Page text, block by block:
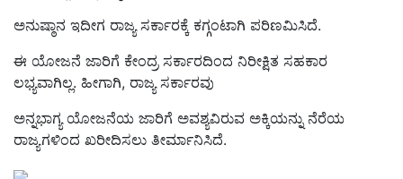
ಅನುಷ್ಠಾನ ಇದೀಗ ರಾಜ್ಯ ಸರ್ಕಾರಕ್ಕೆ ಕಗ್ಗಂಟಾಗಿ ಪರಿಣಮಿಸಿದೆ.
ಈ ಯೋಜನೆ ಜಾರಿಗೆ ಕೇಂದ್ರ ಸರ್ಕಾರದಿಂದ ನಿರೀಕ್ಷಿತ ಸಹಕಾರ
ಲಭ್ಯವಾಗಿಲ್ಲ. ಹೀಗಾಗಿ, ರಾಜ್ಯ ಸರ್ಕಾರವು
ಅನ್ನಭಾಗ್ಯ ಯೋಜನೆಯ ಜಾರಿಗೆ ಅವಶ್ಯವಿರುವ ಅಕ್ಕಿಯನ್ನು ನೆರೆಯ
ರಾಜ್ಯಗಳಿಂದ ಖರೀದಿಸಲು ತೀರ್ಮಾನಿಸಿದೆ.